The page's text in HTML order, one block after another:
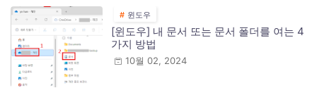
윈도우
[윈도우] 내 문서 또는 문서 폴더를 여는 4
가지 방법
10월 02, 2024